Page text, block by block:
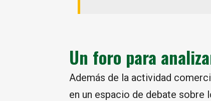
Un foro para
Además de la actividad
en un espacio de debate